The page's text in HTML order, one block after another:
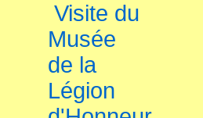
Visite du
Musée
de la
Légion